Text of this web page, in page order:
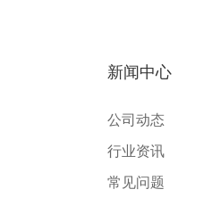
新闻中心
公司动态
行业资讯
常见问题